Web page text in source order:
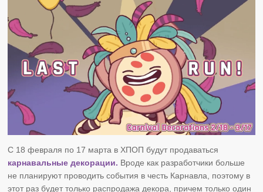
С 18 февраля по 17 марта в ХПОП будут продаваться
карнавальные декорации. Вроде как разработчики больше
не планируют проводить события в честь Карнавла, поэтому в
этот раз будет только распродажа декора, причем только один